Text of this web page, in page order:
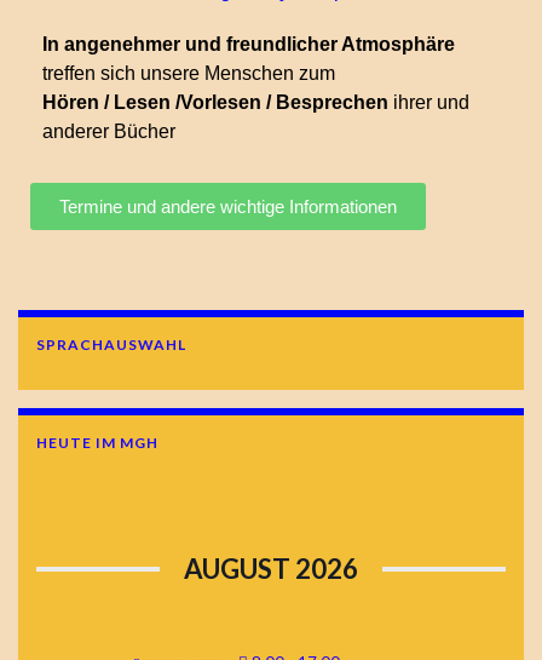
In angenehmer und freundlicher Atmosphäre
treffen sich unsere Menschen zum
Hören / Lesen /Vorlesen / Besprechen ihrer und
anderer Bücher
Termine und andere wichtige Informationen
SPRACHAUSWAHL
HEUTE IM MGH
AUGUST 2026